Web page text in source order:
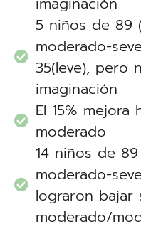
5 niños de 89
moderado-
35(leve), pero
imaginación
El 15% mejora
moderado
14 niños de 89
moderado-
lograron bajar
moderado/